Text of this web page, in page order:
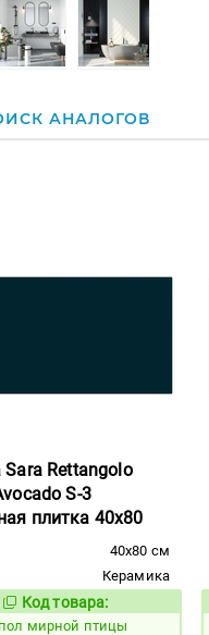
АНАЛОГОВ
Sara Rettangolo
S-3
плитка 40x80
40x80 см
Керамика
Код товара:
Код товара:
мирной птицы